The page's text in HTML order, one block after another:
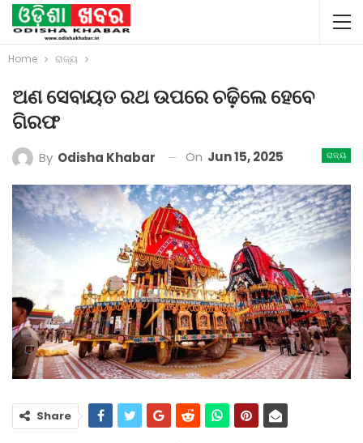
Home ରାଜ୍ୟ
ଅଣ ସେବାୟତ ରଥ ଉପରେ ଚଢ଼ିଲେ ହେବେ
ଗିରଫ
ରାଜ୍ୟ
By Odisha Khabar On Jun 15, 2025
Share